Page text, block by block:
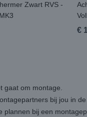
Zwart RVS -
€
gaat om montage.
bij jou in de
plannen bij een